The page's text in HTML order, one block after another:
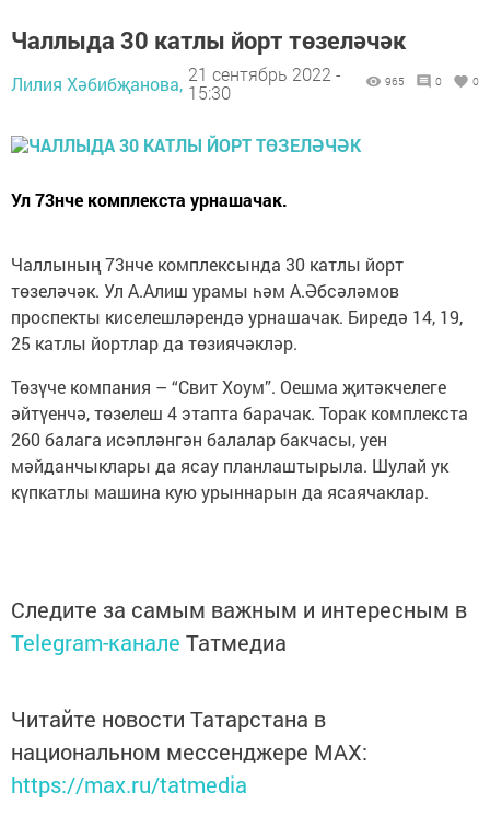
Чаллыда 30 катлы йорт төзеләчәк
Лилия Хәбибҗанова, 21 сентябрь 2022 -
15:30
965 0 0
Ул 73нче комплекста урнашачак.
Чаллының 73нче комплексында 30 катлы йорт
төзеләчәк. Ул А.Алиш урамы һәм А.Әбсәләмов
проспекты киселешләрендә урнашачак. Биредә 14, 19,
25 катлы йортлар да төзиячәкләр.
Төзүче компания – “Свит Хоум”. Оешма җитәкчелеге
әйтүенчә, төзелеш 4 этапта барачак. Торак комплекста
260 балага исәпләнгән балалар бакчасы, уен
мәйданчыклары да ясау планлаштырыла. Шулай ук
күпкатлы машина кую урыннарын да ясаячаклар.
Следите за самым важным и интересным в
Telegram-канале Татмедиа
Читайте новости Татарстана в
национальном мессенджере MАХ:
https://max.ru/tatmedia